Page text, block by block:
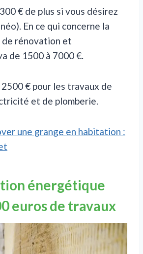
€ de plus si vous désirez
En ce qui concerne la
de rénovation et
de 1500 à 7000 €.
€ pour les travaux de
et de plomberie.
une grange en habitation :
énergétique
euros de travaux